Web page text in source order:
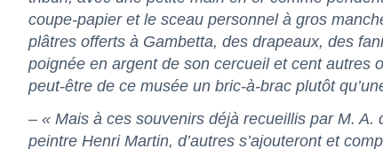
coupe-papier et le sceau personnel à gros
plâtres offerts à Gambetta, des drapeaux, des
poignée en argent de son cercueil et cent autres
peut-être de ce musée un bric-à-brac plutôt
– « Mais à ces souvenirs déjà recueillis par M.
peintre Henri Martin, d’autres s’ajouteront et